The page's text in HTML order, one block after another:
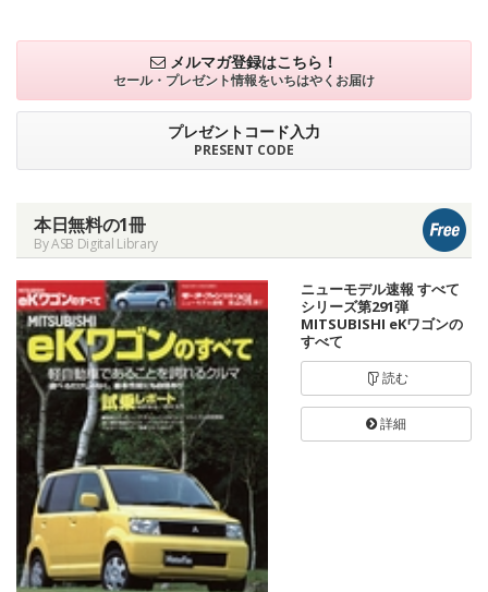
メルマガ登録はこちら！
セール・プレゼント情報をいちはやくお届け
プレゼントコード入力
PRESENT CODE
本日無料の1冊
By ASB Digital Library
ニューモデル速報 すべて
シリーズ第291弾
MITSUBISHI eKワゴンの
すべて
読む
詳細